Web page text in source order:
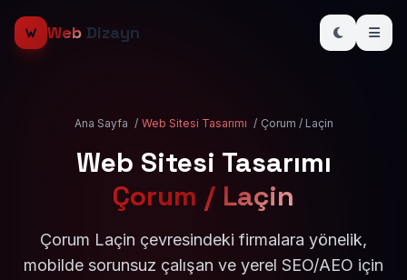
Web Dizayn
Ana Sayfa / Web Sitesi Tasarımı / Çorum / Laçin
Web Sitesi Tasarımı
Çorum / Laçin
Çorum Laçin çevresindeki firmalara yönelik,
mobilde sorunsuz çalışan ve yerel SEO/AEO için